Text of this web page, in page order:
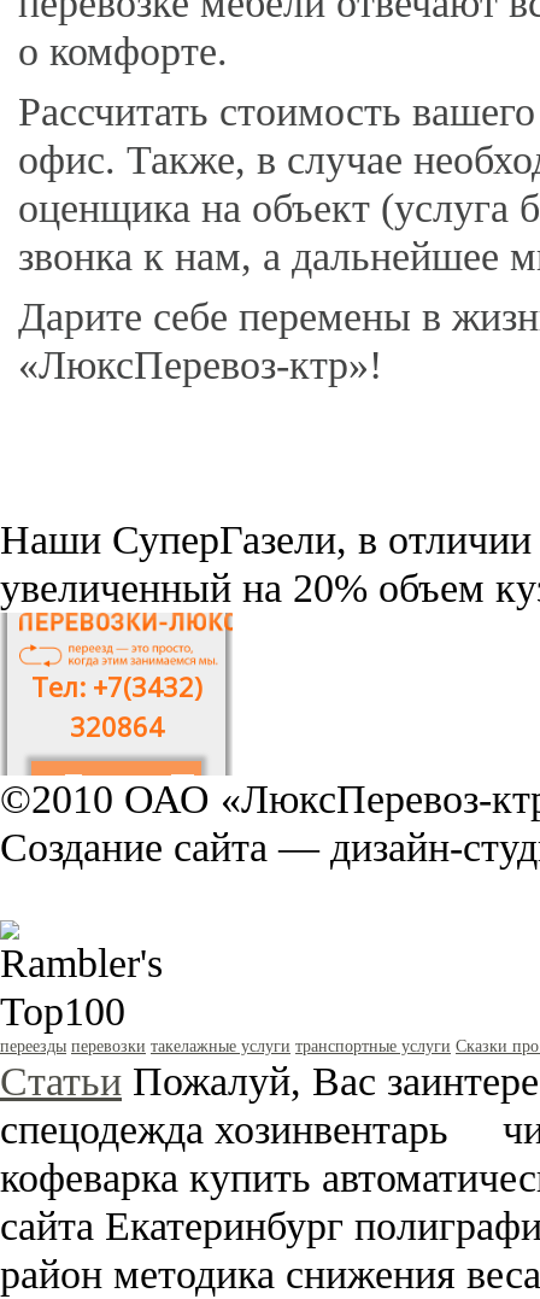
о комфорте.
Рассчитать стоимость
офис. Также, в случае
оценщика на объект (услуга
звонка к нам, а дальнейшее
Дарите себе перемены в
«ЛюксПеревоз-ктр»!
Наши СуперГазели, в
увеличенный на 20% объем
©2010 ОАО «ЛюксПеревоз-
Создание сайта — дизайн-
переезды перевозки такелажные услуги транспортные услуги Сказки про
Статьи Пожалуй, Вас
спецодежда хозинвентарь
кофеварка купить
сайта Екатеринбург
район методика снижения